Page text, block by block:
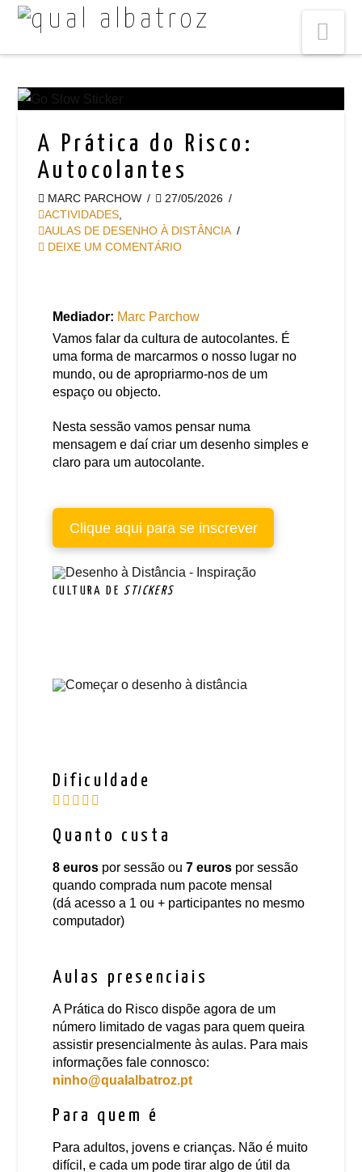
A Prática do Risco:
Autocolantes
MARC PARCHOW
27/05/2026
ACTIVIDADES
AULAS DE DESENHO À DISTÂNCIA
DEIXE UM COMENTÁRIO
Mediador: Marc Parchow
Vamos falar da cultura de autocolantes. É
uma forma de marcarmos o nosso lugar no
mundo, ou de apropriarmo-nos de um
espaço ou objecto.
Nesta sessão vamos pensar numa
mensagem e daí criar um desenho simples e
claro para um autocolante.
Clique aqui para se inscrever
CULTURA DESTICKERS
Dificuldade
Quanto custa
8 euros por sessão ou7 euros por sessão
quando comprada num pacote mensal
(dá acesso a 1 ou + participantes no mesmo
computador)
Aulas presenciais
A Prática do Risco dispõe agora de um
número limitado de vagas para quem queira
assistir presencialmente às aulas. Para mais
informações fale connosco:
ninho@qualalbatroz.pt
Para quem é
Para adultos, jovens e crianças. Não é muito
difícil, e cada um pode tirar algo de útil da